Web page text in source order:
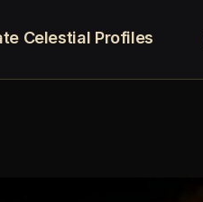
Celestial Profiles